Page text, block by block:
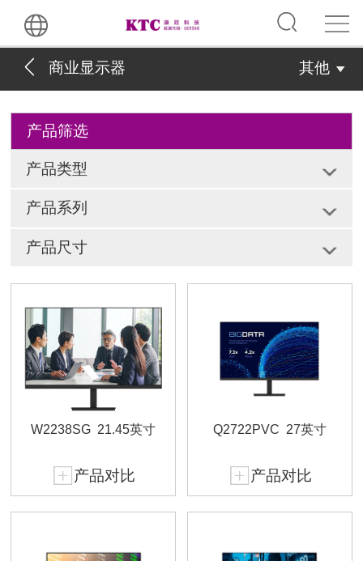
商业显示器 其他
产品筛选
产品类型
产品系列
产品尺寸
W2238SG 21.45英寸
产品对比
Q2722PVC 27英寸
产品对比